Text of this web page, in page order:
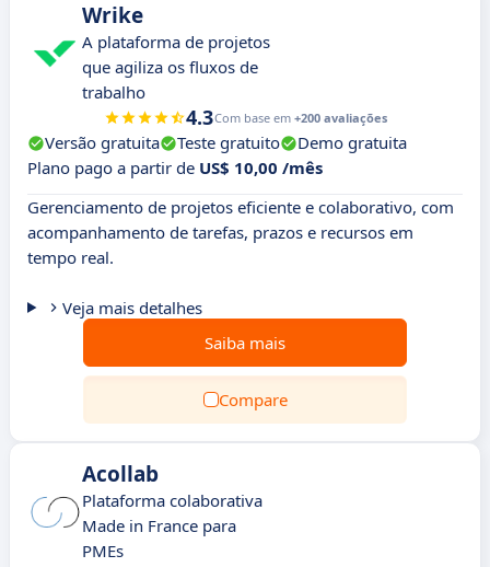
Wrike
A plataforma de projetos
que agiliza os fluxos de
trabalho
4.3Com base em +200 avaliações
Versão gratuita Teste gratuito
Demo gratuita
Plano pago a partir de US$ 10,00 /mês
Gerenciamento de projetos eficiente e colaborativo, com
acompanhamento de tarefas, prazos e recursos em
tempo real.
Veja mais detalhes
Saiba mais
Compare
Acollab
Plataforma colaborativa
Made in France para
PMEs